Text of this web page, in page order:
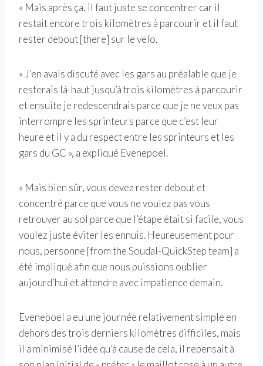
« Mais après ça, il faut juste se concentrer car il
restait encore trois kilomètres à parcourir et il faut
rester debout [there] sur le velo.
« J’en avais discuté avec les gars au préalable que je
resterais là-haut jusqu’à trois kilomètres à parcourir
et ensuite je redescendrais parce que je ne veux pas
interrompre les sprinteurs parce que c’est leur
heure et il y a du respect entre les sprinteurs et les
gars du GC », a expliqué Evenepoel.
« Mais bien sûr, vous devez rester debout et
concentré parce que vous ne voulez pas vous
retrouver au sol parce que l’étape était si facile, vous
voulez juste éviter les ennuis. Heureusement pour
nous, personne [from the Soudal-QuickStep team] a
été impliqué afin que nous puissions oublier
aujourd’hui et attendre avec impatience demain.
Evenepoel a eu une journée relativement simple en
dehors des trois derniers kilomètres difficiles, mais
il a minimisé l’idée qu’à cause de cela, il repensait à